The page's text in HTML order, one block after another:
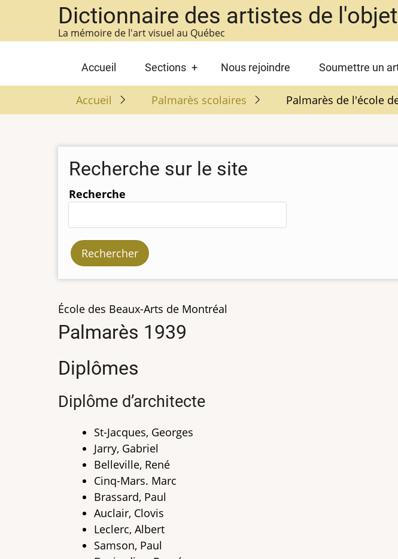
contenu
Dictionnaire des artistes de
La mémoire de l'art visuel au Québec
Main
navigation
Accueil Sections Nous rejoindre Soumettre un
Accueil Palmarès scolaires Palmarès de l'école
Recherche sur le site
Recherche
École des Beaux-Arts de Montréal
Palmarès 1939
Diplômes
Diplôme d’architecte
St-Jacques, Georges
Jarry, Gabriel
Belleville, René
Cinq-Mars. Marc
Brassard, Paul
Auclair, Clovis
Leclerc, Albert
Samson, Paul